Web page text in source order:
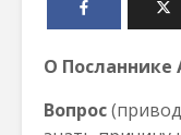
О Посланнике
Вопрос